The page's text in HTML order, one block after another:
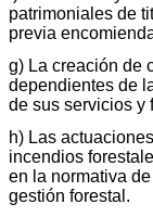
patrimoniales de
previa
g) La creación de
dependientes de
de sus servicios y
h) Las
incendios
en la normativa
gestión forestal.